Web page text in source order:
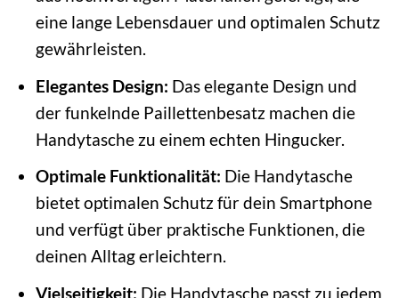
eine lange Lebensdauer und optimalen Schutz
gewährleisten.
Elegantes Design: Das elegante Design und
der funkelnde Paillettenbesatz machen die
Handytasche zu einem echten Hingucker.
Optimale Funktionalität: Die Handytasche
bietet optimalen Schutz für dein Smartphone
und verfügt über praktische Funktionen, die
deinen Alltag erleichtern.
Vielseitigkeit: Die Handytasche passt zu jedem